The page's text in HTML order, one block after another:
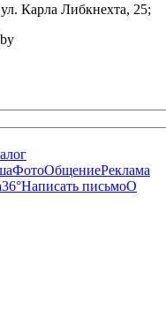
Карла Либкнехта, 25;
ФотоОбщениеРеклама
36°Написать письмоО